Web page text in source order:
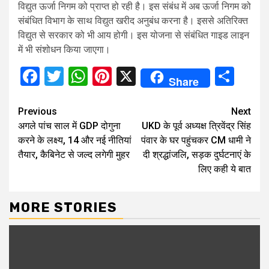
विद्युत ऊर्जा निगम को प्राप्त हो रही है। इस संबंध में अब ऊर्जा निगम को
संबंधित विभाग के साथ विद्युत खरीद अनुबंध करना है। इससे अतिरिक्त
विद्युत से सरकार को भी आय होगी। इस योजना से संबंधित गाइड लाइन
में भी संशोधन किया जाएगा।
Facebook
Twitter
WhatsApp
Pinterest
X Share
Continue
Reading
Previous
अगले पांच साल में GDP दोगुना
करने के लक्ष्य, 14 और नई नीतियां
तैयार, कैबिनेट से जल्द लगेगी मुहर
Next
UKD के पूर्व अध्यक्ष त्रिवेंद्र सिंह
पंवार के घर पहुंचकर CM धामी ने
दी श्रद्धांजलि, सड़क दुर्घटनाएं के
लिए कही ये बात
MORE STORIES